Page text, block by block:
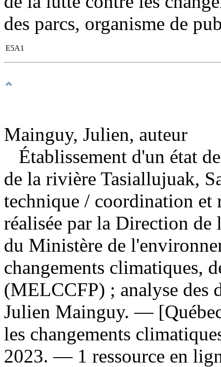
des parcs, organisme de
E5A1
Mainguy, Julien, auteur
Établissement d'un état
de la rivière Tasiallujuak,
technique / coordination et
réalisée par la Direction de
du Ministère de
changements climatiques,
(MELCCFP) ; analyse des
Julien Mainguy. —
les changements
2023. — 1 ressource en